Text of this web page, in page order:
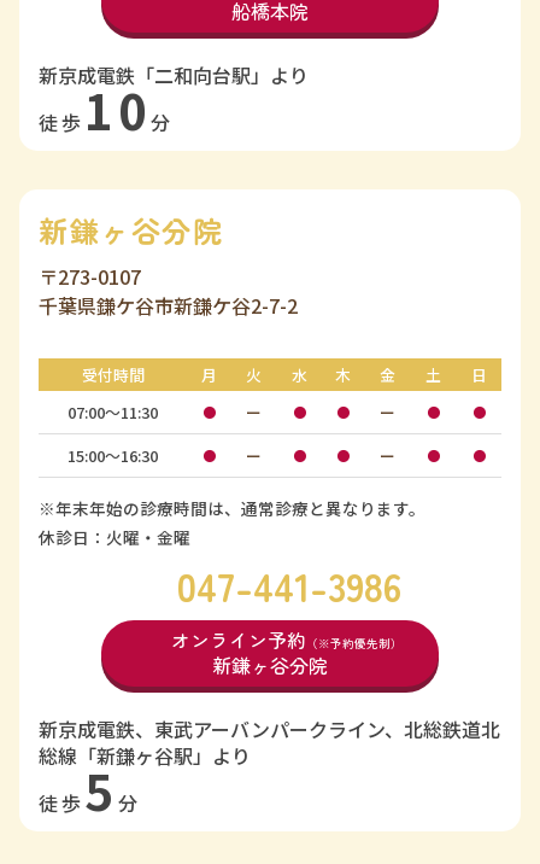
船橋本院
新京成電鉄「二和向台駅」より
徒歩 10 分
新鎌ヶ谷分院
〒273-0107
千葉県鎌ケ谷市新鎌ケ谷2-7-2
受付時間 月 火 水 木 金 土
日
07:00〜11:30
● ー ● ● ー ● ●
15:00〜16:30 ● ー ● ● ー ● ●
※年末年始の診療時間は、通常診療と異なります。
休診日：火曜・金曜
047-441-3986
オンライン予約 （※予約優先制）
新鎌ヶ谷分院
新京成電鉄、東武アーバンパークライン、北総鉄道北
総線「新鎌ヶ谷駅」より
徒歩5分